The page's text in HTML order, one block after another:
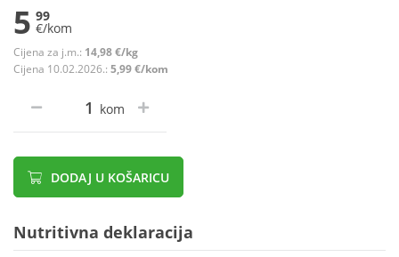
5 99
€/kom
Cijena za j.m.: 14,98 €/kg
Cijena 10.02.2026.: 5,99 €/kom
kom
DODAJ U KOŠARICU
Nutritivna deklaracija